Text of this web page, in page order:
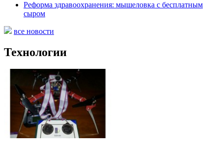
Реформа здравоохранения: мышеловка с бесплатным
сыром
все новости
Технологии